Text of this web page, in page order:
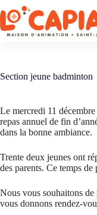
Passer
au
contenu
Section jeune badminton
Le mercredi 11
repas annuel de fin
dans la bonne ambiance.
Trente deux jeunes ont
des parents. Ce temps de
Nous vous souhaitons de
vous donnons rendez-